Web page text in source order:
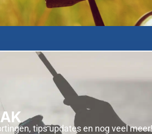
tips updates en nog veel